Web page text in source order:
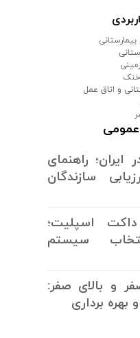
و اتاق عمل
ایران؛ راهنمای
سازندگان
اسپلیت؛
سیستم
و بالای صفر:
برداری